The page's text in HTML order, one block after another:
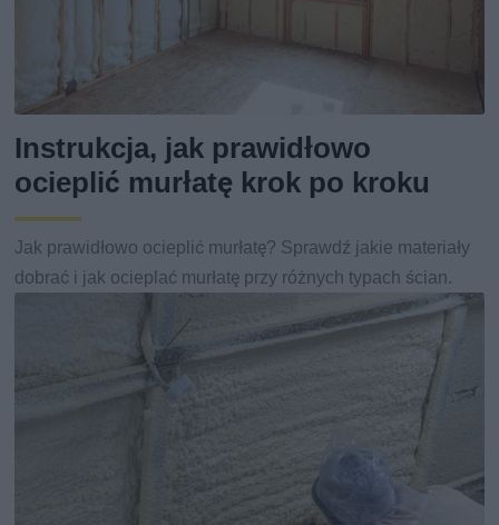
Instrukcja, jak prawidłowo
ocieplić murłatę krok po kroku
Jak prawidłowo ocieplić murłatę? Sprawdź jakie materiały
dobrać i jak ocieplać murłatę przy różnych typach ścian.